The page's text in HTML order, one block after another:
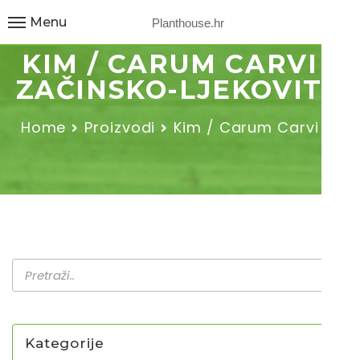
Planthouse.hr
Menu
KIM / CARUM CARVI /
ZAČINSKO-LJEKOVITO
Home Proizvodi Kim / Carum Carvi /…
Kategorije